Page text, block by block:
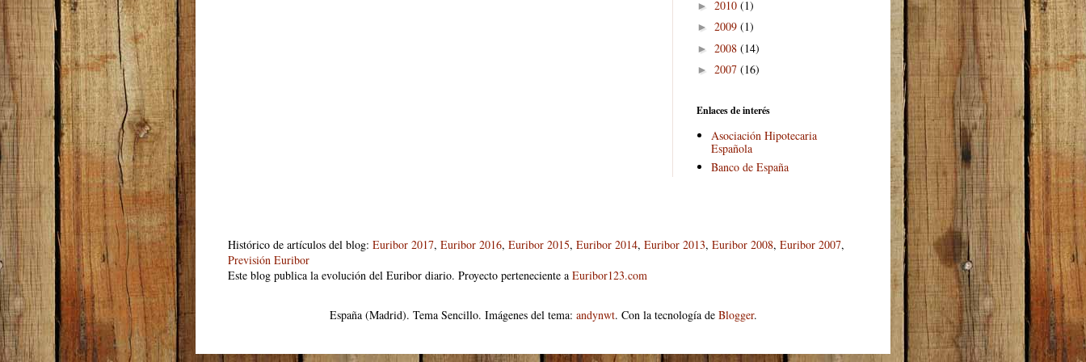
► 2010 (1)
► 2009 (1)
► 2008 (14)
► 2007 (16)
Enlaces de interés
Asociación Hipotecaria
Española
Banco de España
Histórico de artículos del blog: Euribor 2017, Euribor 2016, Euribor 2015, Euribor 2014, Euribor 2013, Euribor 2008, Euribor 2007,
Previsión Euribor
Este blog publica la evolución del Euribor diario. Proyecto perteneciente a Euribor123.com
España (Madrid). Tema Sencillo. Imágenes del tema: andynwt. Con la tecnología de Blogger.